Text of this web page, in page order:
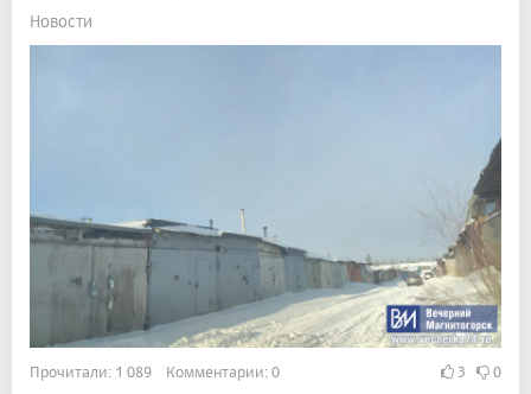
Новости
Прочитали: 1 089 Комментарии: 0 3 0